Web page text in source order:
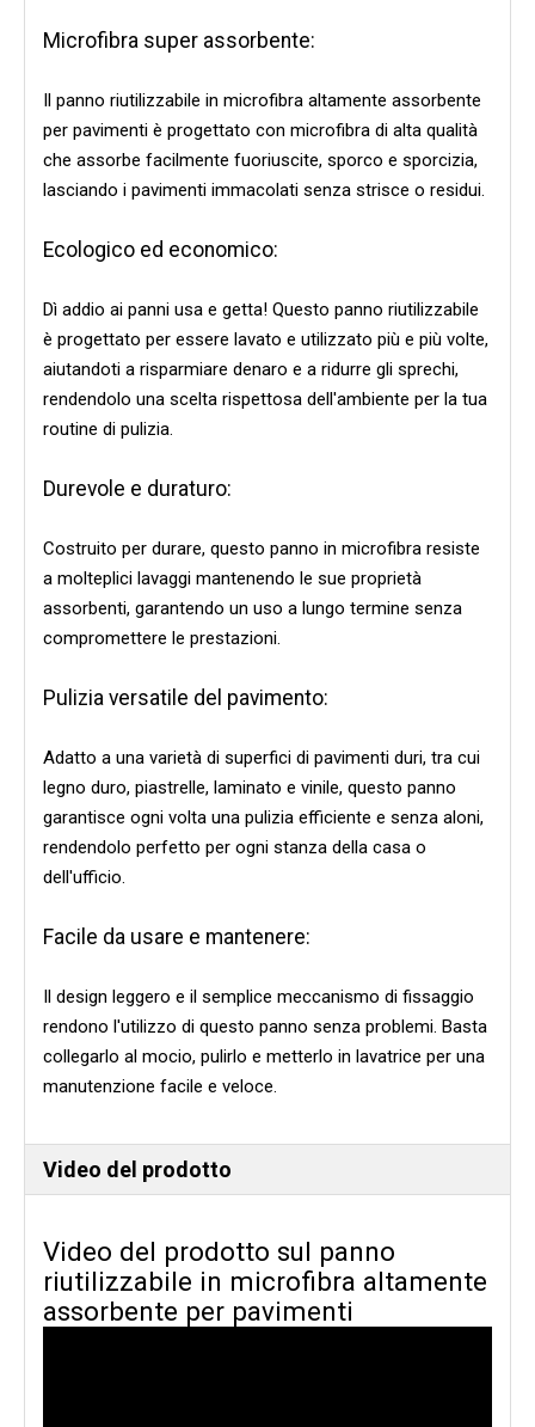
Microfibra super assorbente:
Il panno riutilizzabile in microfibra altamente assorbente
per pavimenti è progettato con microfibra di alta qualità
che assorbe facilmente fuoriuscite, sporco e sporcizia,
lasciando i pavimenti immacolati senza strisce o residui.
Ecologico ed economico:
Dì addio ai panni usa e getta! Questo panno riutilizzabile
è progettato per essere lavato e utilizzato più e più volte,
aiutandoti a risparmiare denaro e a ridurre gli sprechi,
rendendolo una scelta rispettosa dell'ambiente per la tua
routine di pulizia.
Durevole e duraturo:
Costruito per durare, questo panno in microfibra resiste
a molteplici lavaggi mantenendo le sue proprietà
assorbenti, garantendo un uso a lungo termine senza
compromettere le prestazioni.
Pulizia versatile del pavimento:
Adatto a una varietà di superfici di pavimenti duri, tra cui
legno duro, piastrelle, laminato e vinile, questo panno
garantisce ogni volta una pulizia efficiente e senza aloni,
rendendolo perfetto per ogni stanza della casa o
dell'ufficio.
Facile da usare e mantenere:
Il design leggero e il semplice meccanismo di fissaggio
rendono l'utilizzo di questo panno senza problemi. Basta
collegarlo al mocio, pulirlo e metterlo in lavatrice per una
manutenzione facile e veloce.
Video del prodotto
Video del prodotto sul panno
riutilizzabile in microfibra altamente
assorbente per pavimenti